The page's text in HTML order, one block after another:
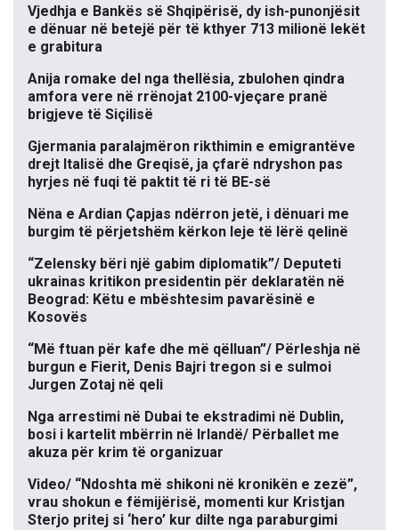
Vjedhja e Bankës së Shqipërisë, dy ish-punonjësit
e dënuar në betejë për të kthyer 713 milionë lekët
e grabitura
Anija romake del nga thellësia, zbulohen qindra
amfora vere në rrënojat 2100-vjeçare pranë
brigjeve të Siçilisë
Gjermania paralajmëron rikthimin e emigrantëve
drejt Italisë dhe Greqisë, ja çfarë ndryshon pas
hyrjes në fuqi të paktit të ri të BE-së
Nëna e Ardian Çapjas ndërron jetë, i dënuari me
burgim të përjetshëm kërkon leje të lërë qelinë
“Zelensky bëri një gabim diplomatik”/ Deputeti
ukrainas kritikon presidentin për deklaratën në
Beograd: Këtu e mbështesim pavarësinë e
Kosovës
“Më ftuan për kafe dhe më qëlluan”/ Përleshja në
burgun e Fierit, Denis Bajri tregon si e sulmoi
Jurgen Zotaj në qeli
Nga arrestimi në Dubai te ekstradimi në Dublin,
bosi i kartelit mbërrin në Irlandë/ Përballet me
akuza për krim të organizuar
Video/ “Ndoshta më shikoni në kronikën e zezë”,
vrau shokun e fëmijërisë, momenti kur Kristjan
Sterjo pritej si ‘hero’ kur dilte nga paraburgimi